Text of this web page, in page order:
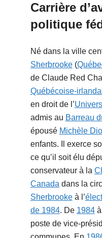
Carrière
politique
Né dans la ville
Sherbrooke(
de Claude Red
Québécoise-
en droit de l’
admis au Barreau
épousé Michèle
enfants. Il exerce
ce qu’il soit élu
conservateur à la
Canada dans la
Sherbrookeà l’
de 1984. De 1984à
poste de vice-